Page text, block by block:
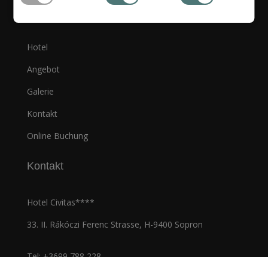
Hotel
Angebot
Galerie
Kontakt
Online Buchung
Kontakt
Hotel Civitas****
33. II. Rákóczi Ferenc Strasse, H-9400 Sopron